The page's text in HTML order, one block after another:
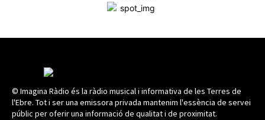
© Imagina Ràdio és la ràdio musical i informativa de les Terres de
l'Ebre. Tot i ser una emissora privada mantenim l'essència de servei
públic per oferir una informació de qualitat i de proximitat.